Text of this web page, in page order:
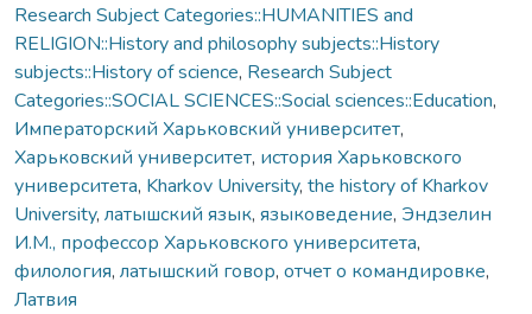
Research Subject Categories::HUMANITIES and
RELIGION::History and philosophy subjects::History
subjects::History of science, Research Subject
Categories::SOCIAL SCIENCES::Social sciences::Education,
Императорский Харьковский университет,
Харьковский университет, история Харьковского
университета, Kharkov University, the history of Kharkov
University, латышский язык, языковедение, Эндзелин
И.М., профессор Харьковского университета,
филология, латышский говор, отчет о командировке,
Латвия